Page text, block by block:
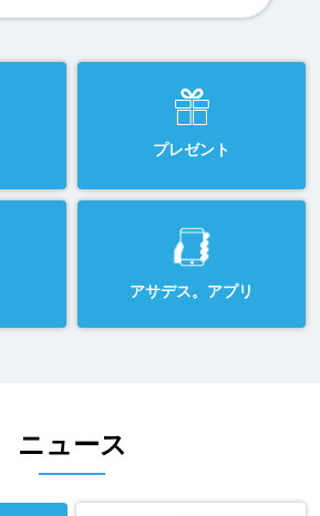
プレゼント
アサデス。アプリ
ニュース